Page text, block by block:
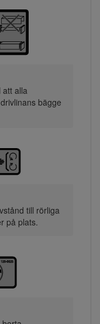
att alla
bägge
till rörliga
på plats.